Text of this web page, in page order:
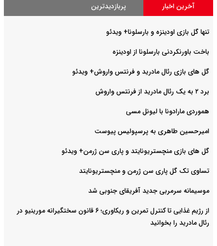
آخرین اخبار پربازدیدترین
تنها گل بازی اودینزه و بارسلونا+ ویدئو
باخت باورنکردنی بارسلونا از اودینزه
گل های بازی رئال مادرید و فرنتس واروش+ ویدئو
برد ۲ به یک رئال مادرید از فرنتس واروش
هموردی مارادونا با لیونل مسی
امیرحسین طاهری به پرسپولیس پیوست
گل های بازی منچستریونایتد و پاری سن ژرمن+ ویدئو
تساوی تک گل پاری سن ژرمن و منچستریونایتد
موسیمانه سرمربی جدید آفریقای جنوبی شد
از رژیم غذایی تا کنترل تمرین و ریکاوری؛ ۶ قانون سختگیرانه مورینیو در
رئال مادرید را بخوانید